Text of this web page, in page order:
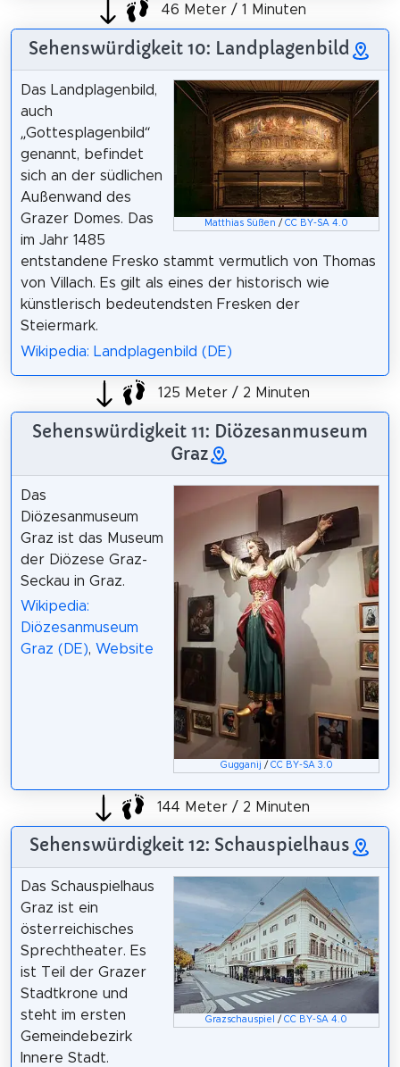
46 Meter / 1 Minuten
Sehenswürdigkeit 10: Landplagenbild
Matthias Süßen /CC BY-SA 4.0
Das Landplagenbild,
auch
„Gottesplagenbild“
genannt, befindet
sich an der südlichen
Außenwand des
Grazer Domes. Das
im Jahr 1485
entstandene Fresko stammt vermutlich von Thomas
von Villach. Es gilt als eines der historisch wie
künstlerisch bedeutendsten Fresken der
Steiermark.
Wikipedia: Landplagenbild (DE)
125 Meter / 2 Minuten
Sehenswürdigkeit 11: Diözesanmuseum
Graz
Gugganij / CC BY-SA 3.0
Das
Diözesanmuseum
Graz ist das Museum
der Diözese Graz-
Seckau in Graz.
Wikipedia:
Diözesanmuseum
Graz (DE), Website
144 Meter / 2 Minuten
Sehenswürdigkeit 12: Schauspielhaus
Grazschauspiel /CC BY-SA 4.0
Das Schauspielhaus
Graz ist ein
österreichisches
Sprechtheater. Es
ist Teil der Grazer
Stadtkrone und
steht im ersten
Gemeindebezirk
Innere Stadt.